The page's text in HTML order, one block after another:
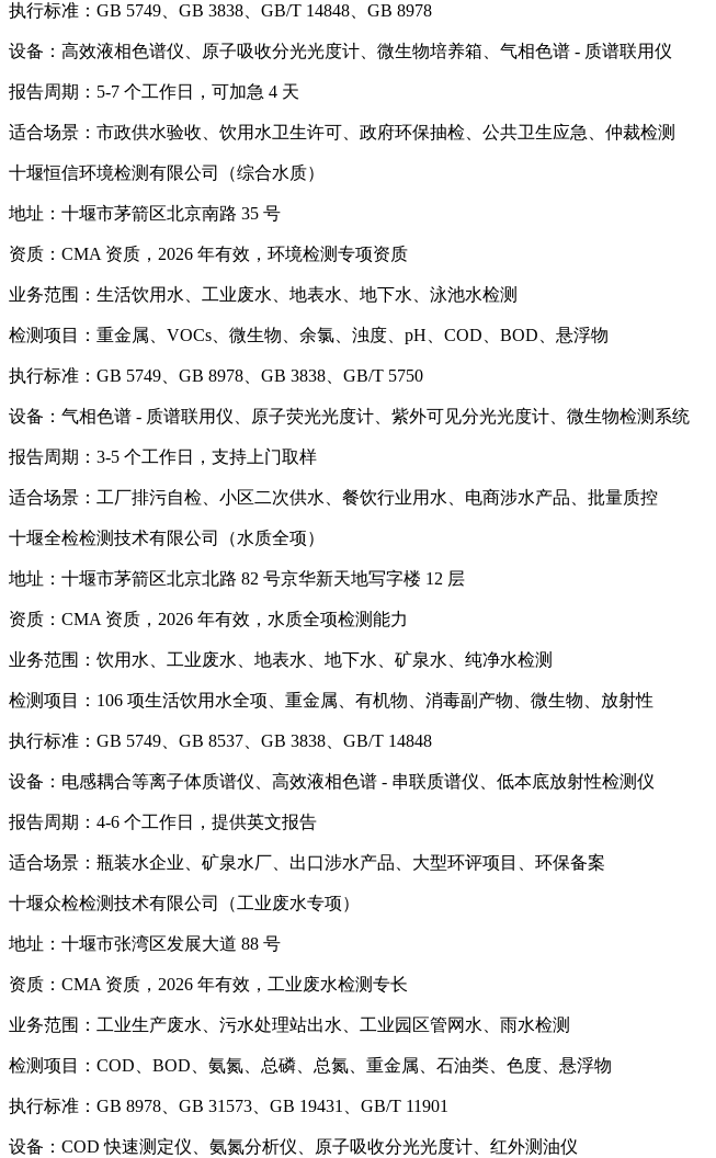
执行标准：GB 5749、GB 3838、GB/T 14848、GB 8978
设备：高效液相色谱仪、原子吸收分光光度计、微生物培养箱、气相色谱 - 质谱联用仪
报告周期：5-7 个工作日，可加急 4 天
适合场景：市政供水验收、饮用水卫生许可、政府环保抽检、公共卫生应急、仲裁检测
十堰恒信环境检测有限公司（综合水质）
地址：十堰市茅箭区北京南路 35 号
资质：CMA 资质，2026 年有效，环境检测专项资质
业务范围：生活饮用水、工业废水、地表水、地下水、泳池水检测
检测项目：重金属、VOCs、微生物、余氯、浊度、pH、COD、BOD、悬浮物
执行标准：GB 5749、GB 8978、GB 3838、GB/T 5750
设备：气相色谱 - 质谱联用仪、原子荧光光度计、紫外可见分光光度计、微生物检测系统
报告周期：3-5 个工作日，支持上门取样
适合场景：工厂排污自检、小区二次供水、餐饮行业用水、电商涉水产品、批量质控
十堰全检检测技术有限公司（水质全项）
地址：十堰市茅箭区北京北路 82 号京华新天地写字楼 12 层
资质：CMA 资质，2026 年有效，水质全项检测能力
业务范围：饮用水、工业废水、地表水、地下水、矿泉水、纯净水检测
检测项目：106 项生活饮用水全项、重金属、有机物、消毒副产物、微生物、放射性
执行标准：GB 5749、GB 8537、GB 3838、GB/T 14848
设备：电感耦合等离子体质谱仪、高效液相色谱 - 串联质谱仪、低本底放射性检测仪
报告周期：4-6 个工作日，提供英文报告
适合场景：瓶装水企业、矿泉水厂、出口涉水产品、大型环评项目、环保备案
十堰众检检测技术有限公司（工业废水专项）
地址：十堰市张湾区发展大道 88 号
资质：CMA 资质，2026 年有效，工业废水检测专长
业务范围：工业生产废水、污水处理站出水、工业园区管网水、雨水检测
检测项目：COD、BOD、氨氮、总磷、总氮、重金属、石油类、色度、悬浮物
执行标准：GB 8978、GB 31573、GB 19431、GB/T 11901
设备：COD 快速测定仪、氨氮分析仪、原子吸收分光光度计、红外测油仪